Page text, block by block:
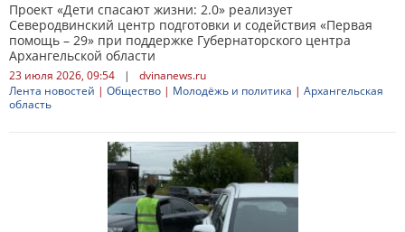
Проект «Дети спасают жизни: 2.0» реализует
Северодвинский центр подготовки и содействия «Первая
помощь – 29» при поддержке Губернаторского центра
Архангельской области
23 июля 2026, 09:54 |
dvinanews.ru
Лента новостей | Общество | Молодёжь и политика | Архангельская
область